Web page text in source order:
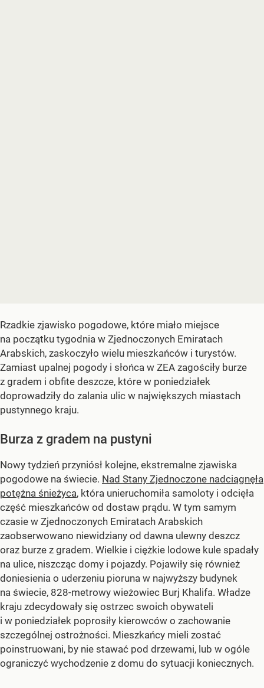
Rzadkie zjawisko pogodowe, które miało miejsce
na początku tygodnia w Zjednoczonych Emiratach
Arabskich, zaskoczyło wielu mieszkańców i turystów.
Zamiast upalnej pogody i słońca w ZEA zagościły burze
z gradem i obfite deszcze, które w poniedziałek
doprowadziły do zalania ulic w największych miastach
pustynnego kraju.
Burza z gradem na pustyni
Nowy tydzień przyniósł kolejne, ekstremalne zjawiska
pogodowe na świecie. Nad Stany Zjednoczone nadciągnęła
potężna śnieżyca, która unieruchomiła samoloty i odcięła
część mieszkańców od dostaw prądu. W tym samym
czasie w Zjednoczonych Emiratach Arabskich
zaobserwowano niewidziany od dawna ulewny deszcz
oraz burze z gradem. Wielkie i ciężkie lodowe kule spadały
na ulice, niszcząc domy i pojazdy. Pojawiły się również
doniesienia o uderzeniu pioruna w najwyższy budynek
na świecie, 828-metrowy wieżowiec Burj Khalifa. Władze
kraju zdecydowały się ostrzec swoich obywateli
i w poniedziałek poprosiły kierowców o zachowanie
szczególnej ostrożności. Mieszkańcy mieli zostać
poinstruowani, by nie stawać pod drzewami, lub w ogóle
ograniczyć wychodzenie z domu do sytuacji koniecznych.